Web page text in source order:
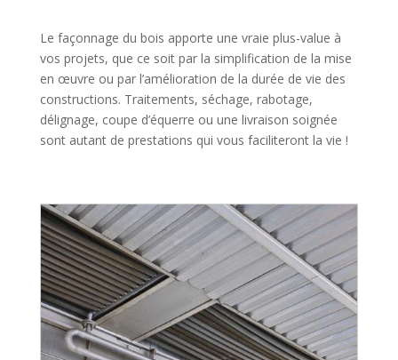
Le façonnage du bois apporte une vraie plus-value à
vos projets, que ce soit par la simplification de la mise
en œuvre ou par l’amélioration de la durée de vie des
constructions. Traitements, séchage, rabotage,
délignage, coupe d’équerre ou une livraison soignée
sont autant de prestations qui vous faciliteront la vie !